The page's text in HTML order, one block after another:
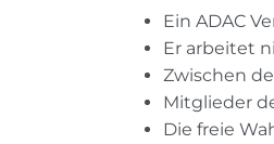
Ein ADAC
Er arbeitet
Zwischen
Mitglieder
Die freie